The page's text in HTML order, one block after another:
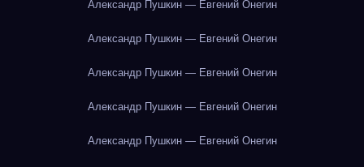
Александр Пушкин — Евгений Онегин
Александр Пушкин — Евгений Онегин
Александр Пушкин — Евгений Онегин
Александр Пушкин — Евгений Онегин
Александр Пушкин — Евгений Онегин